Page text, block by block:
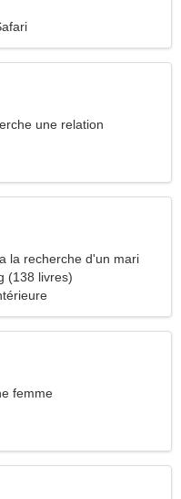
une relation
la recherche d'un mari
(138 livres)
femme